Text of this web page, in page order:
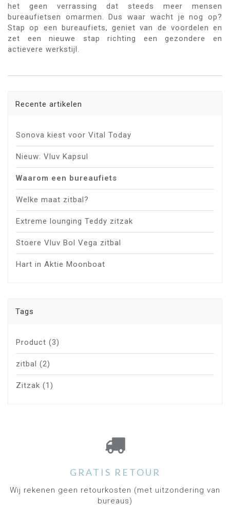
het geen verrassing dat steeds meer mensen
bureaufietsen omarmen. Dus waar wacht je nog op?
Stap op een bureaufiets, geniet van de voordelen en
zet een nieuwe stap richting een gezondere en
actievere werkstijl.
Recente artikelen
Sonova kiest voor Vital Today
Nieuw: Vluv Kapsul
Waarom een bureaufiets
Welke maat zitbal?
Extreme lounging Teddy zitzak
Stoere Vluv Bol Vega zitbal
Hart in Aktie Moonboat
Tags
Product (3)
zitbal (2)
Zitzak (1)
GRATIS RETOUR
Wij rekenen geen retourkosten (met uitzondering van
bureaus)